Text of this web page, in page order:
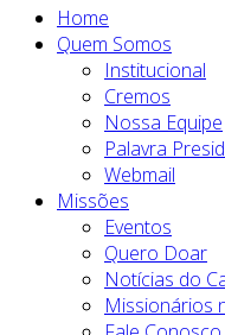
Home
Quem Somos
Institucional
Cremos
Nossa Equipe
Palavra
Webmail
Missões
Eventos
Quero Doar
Notícias do
Missionários